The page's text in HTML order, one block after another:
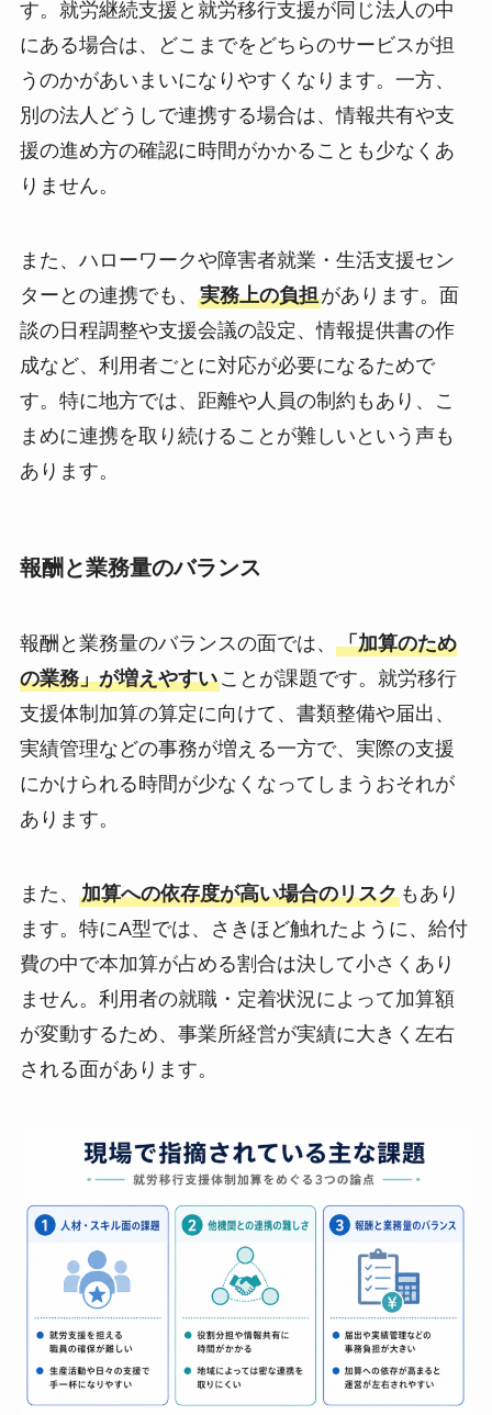
す。就労継続支援と就労移行支援が同じ法人の中
にある場合は、どこまでをどちらのサービスが担
うのかがあいまいになりやすくなります。一方、
別の法人どうしで連携する場合は、情報共有や支
援の進め方の確認に時間がかかることも少なくあ
りません。
また、ハローワークや障害者就業・生活支援セン
ターとの連携でも、 実務上の負担があります。面
談の日程調整や支援会議の設定、情報提供書の作
成など、利用者ごとに対応が必要になるためで
す。特に地方では、距離や人員の制約もあり、こ
まめに連携を取り続けることが難しいという声も
あります。
報酬と業務量のバランス
報酬と業務量のバランスの面では、 「加算のため
の業務」が増えやすいことが課題です。就労移行
支援体制加算の算定に向けて、書類整備や届出、
実績管理などの事務が増える一方で、実際の支援
にかけられる時間が少なくなってしまうおそれが
あります。
また、 加算への依存度が高い場合のリスクもあり
ます。特にA型では、さきほど触れたように、給付
費の中で本加算が占める割合は決して小さくあり
ません。利用者の就職・定着状況によって加算額
が変動するため、事業所経営が実績に大きく左右
される面があります。